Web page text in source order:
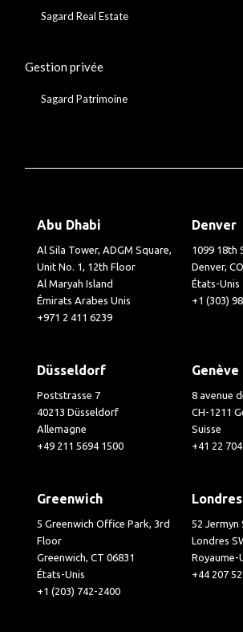
Sagard Real Estate
Gestion privée
Sagard Patrimoine
Abu Dhabi
Al Sila Tower, ADGM Square,
Unit No. 1, 12th Floor
Al Maryah Island
Émirats Arabes Unis
+971 2 411 6239
Denver
1099 18th
Denver,
États-Unis
+1 (303)
Düsseldorf
Poststrasse 7
40213 Düsseldorf
Allemagne
+49 211 5694 1500
Genève
8 avenue
CH-1211
Suisse
+41 22
Greenwich
5 Greenwich Office Park, 3rd
Floor
Greenwich, CT 06831
États-Unis
+1 (203) 742-2400
Londres
52
Londres
Royaume-
+44 207